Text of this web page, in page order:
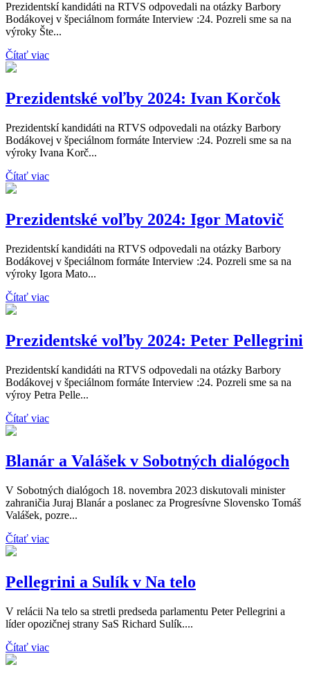
Prezidentskí kandidáti na RTVS odpovedali na otázky Barbory
Bodákovej v špeciálnom formáte Interview :24. Pozreli sme sa na
výroky Šte...
Čítať viac
Prezidentské voľby 2024: Ivan Korčok
Prezidentskí kandidáti na RTVS odpovedali na otázky Barbory
Bodákovej v špeciálnom formáte Interview :24. Pozreli sme sa na
výroky Ivana Korč...
Čítať viac
Prezidentské voľby 2024: Igor Matovič
Prezidentskí kandidáti na RTVS odpovedali na otázky Barbory
Bodákovej v špeciálnom formáte Interview :24. Pozreli sme sa na
výroky Igora Mato...
Čítať viac
Prezidentské voľby 2024: Peter Pellegrini
Prezidentskí kandidáti na RTVS odpovedali na otázky Barbory
Bodákovej v špeciálnom formáte Interview :24. Pozreli sme sa na
výroy Petra Pelle...
Čítať viac
Blanár a Valášek v Sobotných dialógoch
V Sobotných dialógoch 18. novembra 2023 diskutovali minister
zahraničia Juraj Blanár a poslanec za Progresívne Slovensko Tomáš
Valášek, pozre...
Čítať viac
Pellegrini a Sulík v Na telo
V relácii Na telo sa stretli predseda parlamentu Peter Pellegrini a
líder opozičnej strany SaS Richard Sulík....
Čítať viac